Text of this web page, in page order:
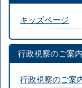
キッズページ
行政視察のご案内
行政視察のご案